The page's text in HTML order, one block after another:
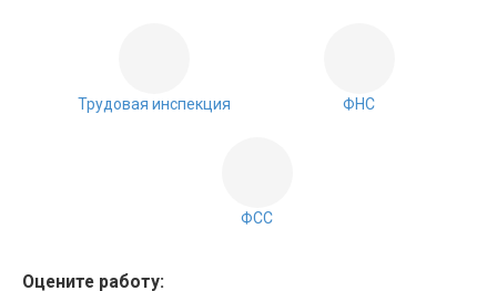
Трудовая инспекция ФНС
ФСС
Оцените работу: